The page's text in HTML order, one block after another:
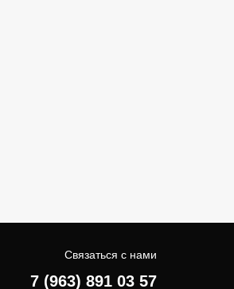
Связаться с нами
7 (963) 891 03 57